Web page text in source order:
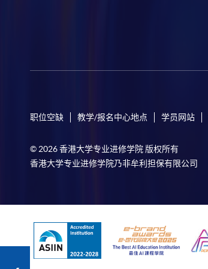
职位空缺 教学/报名中心地点 学员网站
© 2026 香港大学专业进修学院 版权所有
香港大学专业进修学院乃非牟利担保有限公司